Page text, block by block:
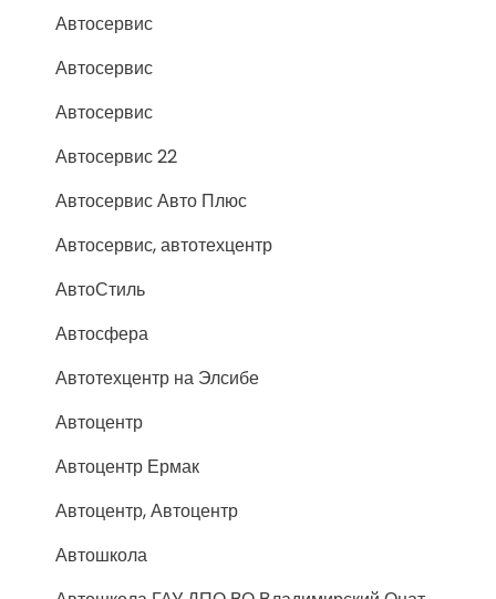
Автосервис
Автосервис
Автосервис
Автосервис 22
Автосервис Авто Плюс
Автосервис, автотехцентр
АвтоСтиль
Автосфера
Автотехцентр на Элсибе
Автоцентр
Автоцентр Ермак
Автоцентр, Автоцентр
Автошкола